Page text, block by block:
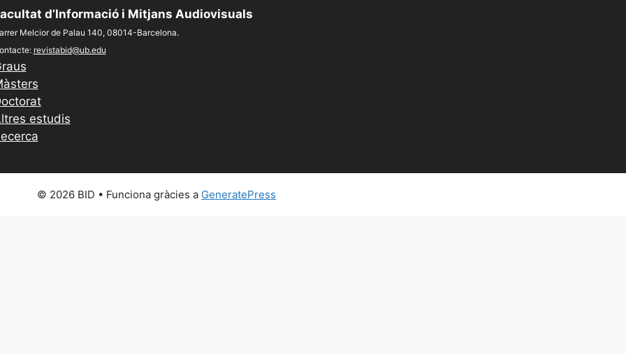
d’Informació i Mitjans Audiovisuals
Melcior de Palau 140, 08014-Barcelona.
revistabid@ub.edu
estudis
© 2026 BID • Funciona gràcies a GeneratePress